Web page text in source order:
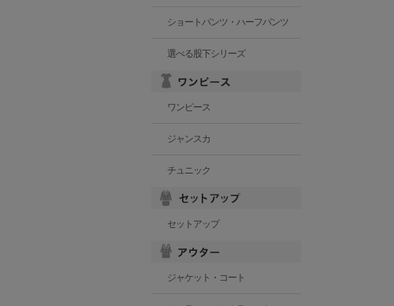
ショートパンツ・ハーフパンツ
選べる股下シリーズ
ワンピース
ジャンスカ
チュニック
セットアップ
ジャケット・コート